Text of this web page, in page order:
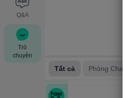
Q&A
Trò
chuyện